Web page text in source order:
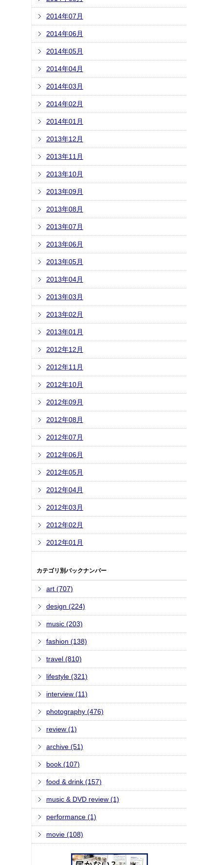
2014年07月
2014年06月
2014年05月
2014年04月
2014年03月
2014年02月
2014年01月
2013年12月
2013年11月
2013年10月
2013年09月
2013年08月
2013年07月
2013年06月
2013年05月
2013年04月
2013年03月
2013年02月
2013年01月
2012年12月
2012年11月
2012年10月
2012年09月
2012年08月
2012年07月
2012年06月
2012年05月
2012年04月
2012年03月
2012年02月
2012年01月
カテゴリ別バックナンバー
art (707)
design (224)
music (203)
fashion (138)
travel (810)
lifestyle (321)
interview (11)
photography (476)
review (1)
archive (51)
book (107)
food & drink (157)
music & DVD review (1)
performance (1)
movie (108)